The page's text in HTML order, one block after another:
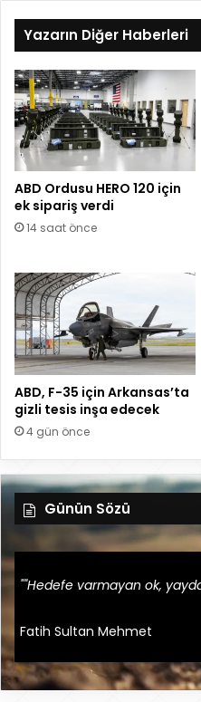
Yazarın Diğer Haberleri
ABD Ordusu HERO 120 için
ek sipariş verdi
14 saat önce
ABD, F-35 için Arkansas’ta
gizli tesis inşa edecek
4 gün önce
Günün Sözü
""Hedefe varmayan ok,
Fatih Sultan Mehmet